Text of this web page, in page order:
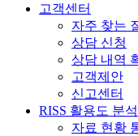
고객센터
자주 찾는
상담 신청
상담 내역
고객제안
신고센터
RISS 활용도 분석
자료 현황